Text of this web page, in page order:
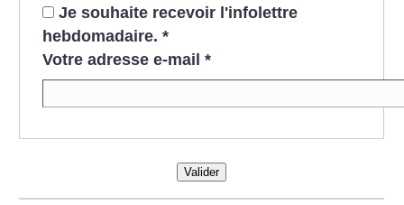
Je souhaite recevoir l'infolettre
hebdomadaire. *
Votre adresse e-mail *
Valider